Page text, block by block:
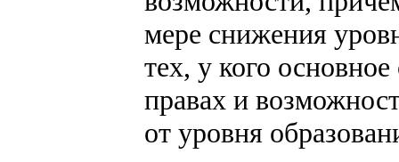
мере снижения
тех, у кого
правах и
от уровня